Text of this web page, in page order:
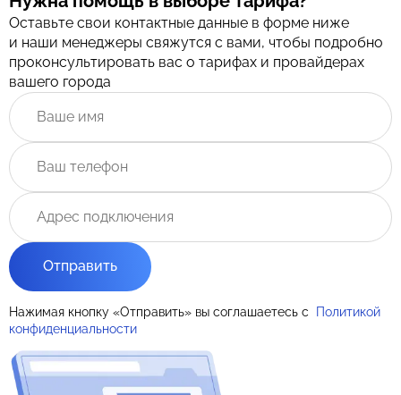
Оставьте свои контактные данные в форме ниже
и наши менеджеры свяжутся с вами, чтобы подробно
проконсультировать вас о тарифах и провайдерах
вашего города
Отправить
Нажимая кнопку «Отправить» вы соглашаетесь с
Политикой
конфиденциальности